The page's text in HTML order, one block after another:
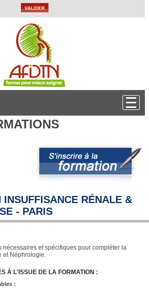
INSUFFISANCE RÉNALE &
- PARIS
nécessaires et spécifiques pour compléter la
et Néphrologie.
À L'ISSUE DE LA FORMATION :
: